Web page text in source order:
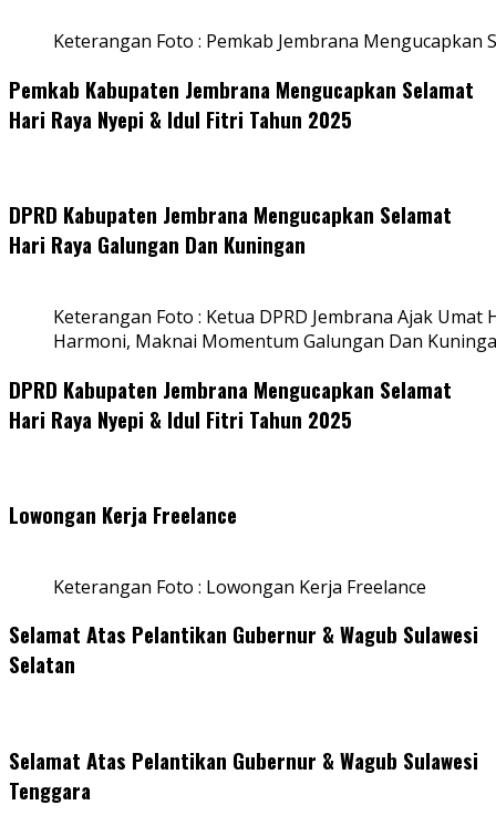
Keterangan Foto : Pemkab Jembrana Mengucapkan
Pemkab Kabupaten Jembrana Mengucapkan Selamat
Hari Raya Nyepi & Idul Fitri Tahun 2025
DPRD Kabupaten Jembrana Mengucapkan Selamat
Hari Raya Galungan Dan Kuningan
Keterangan Foto : Ketua DPRD Jembrana Ajak
Harmoni, Maknai Momentum Galungan Dan
DPRD Kabupaten Jembrana Mengucapkan Selamat
Hari Raya Nyepi & Idul Fitri Tahun 2025
Lowongan Kerja Freelance
Keterangan Foto : Lowongan Kerja Freelance
Selamat Atas Pelantikan Gubernur & Wagub Sulawesi
Selatan
Selamat Atas Pelantikan Gubernur & Wagub Sulawesi
Tenggara